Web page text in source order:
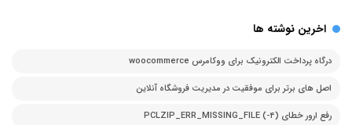
اخرین نوشته ها
درگاه پرداخت الکترونیک برای ووکامرس woocommerce
اصل های برتر برای موفقیت در مدیریت فروشگاه آنلاین
رفع ارور خطای PCLZIP_ERR_MISSING_FILE (-4)